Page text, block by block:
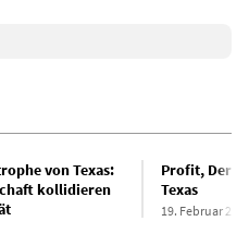
von Texas:
kollidieren
Profit,
Texas
19. Februar